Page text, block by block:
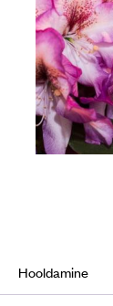
Hooldamine